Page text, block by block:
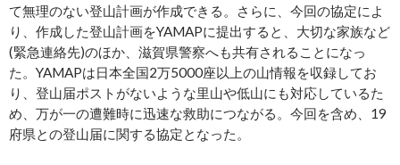
て無理のない登山計画が作成できる。さらに、今回の協定によ
り、作成した登山計画をYAMAPに提出すると、大切な家族など
(緊急連絡先)のほか、滋賀県警察へも共有されることになっ
た。YAMAPは日本全国2万5000座以上の山情報を収録してお
り、登山届ポストがないような里山や低山にも対応しているた
め、万が一の遭難時に迅速な救助につながる。今回を含め、19
府県との登山届に関する協定となった。